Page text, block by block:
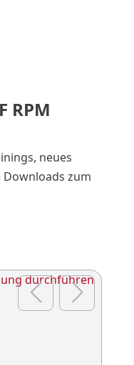
RPM
neues
Downloads zum